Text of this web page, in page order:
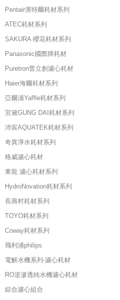
Pentair濱特爾耗材系列
ATEC耗材系列
SAKURA 櫻花耗材系列
Panasonic國際牌耗材
Puretron普立創濾心耗材
Haier海爾耗材系列
亞爾浦Yaffle耗材系列
宮黛GUNG DAI耗材系列
沛宸AQUATEK耗材系列
奇異淨水耗材系列
格威濾心耗材
東龍 濾心耗材系列
HydroNovation耗材系列
長壽村耗材系列
TOYO耗材系列
Coway耗材系列
飛利浦philips
電解水機系列-濾心耗材
RO逆滲透純水機濾心耗材
綜合濾心組合